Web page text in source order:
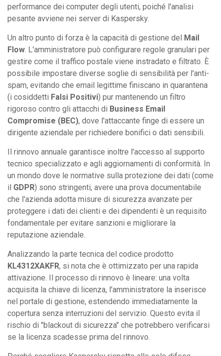
performance dei computer degli utenti, poiché l'analisi
pesante avviene nei server di Kaspersky.
Un altro punto di forza è la capacità di gestione del Mail
Flow. L'amministratore può configurare regole granulari per
gestire come il traffico postale viene instradato e filtrato. È
possibile impostare diverse soglie di sensibilità per l'anti-
spam, evitando che email legittime finiscano in quarantena
(i cosiddetti Falsi Positivi) pur mantenendo un filtro
rigoroso contro gli attacchi di Business Email
Compromise (BEC), dove l'attaccante finge di essere un
dirigente aziendale per richiedere bonifici o dati sensibili.
Il rinnovo annuale garantisce inoltre l'accesso al supporto
tecnico specializzato e agli aggiornamenti di conformità. In
un mondo dove le normative sulla protezione dei dati (come
il GDPR) sono stringenti, avere una prova documentabile
che l'azienda adotta misure di sicurezza avanzate per
proteggere i dati dei clienti e dei dipendenti è un requisito
fondamentale per evitare sanzioni e migliorare la
reputazione aziendale.
Analizzando la parte tecnica del codice prodotto
KL4312XAKFR, si nota che è ottimizzato per una rapida
attivazione. Il processo di rinnovo è lineare: una volta
acquisita la chiave di licenza, l'amministratore la inserisce
nel portale di gestione, estendendo immediatamente la
copertura senza interruzioni del servizio. Questo evita il
rischio di "blackout di sicurezza" che potrebbero verificarsi
se la licenza scadesse prima del rinnovo.